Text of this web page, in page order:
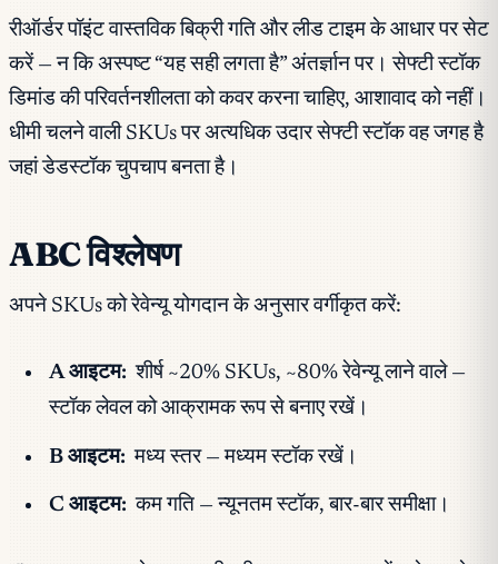
रीऑर्डर पॉइंट वास्तविक बिक्री गति और लीड टाइम के आधार पर सेट
करें — न कि अस्पष्ट “यह सही लगता है” अंतर्ज्ञान पर। सेफ्टी स्टॉक
डिमांड की परिवर्तनशीलता को कवर करना चाहिए, आशावाद को नहीं।
धीमी चलने वाली SKUs पर अत्यधिक उदार सेफ्टी स्टॉक वह जगह है
जहां डेडस्टॉक चुपचाप बनता है।
ABC विश्लेषण
अपने SKUs को रेवेन्यू योगदान के अनुसार वर्गीकृत करें:
A आइटम: शीर्ष ~20% SKUs, ~80% रेवेन्यू लाने वाले —
स्टॉक लेवल को आक्रामक रूप से बनाए रखें।
B आइटम: मध्य स्तर — मध्यम स्टॉक रखें।
C आइटम: कम गति — न्यूनतम स्टॉक, बार-बार समीक्षा।